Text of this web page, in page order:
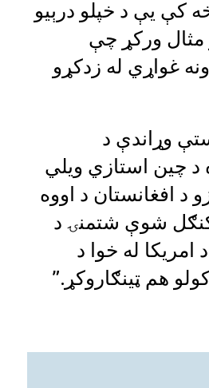
کې یې د خپلو درېیو
مثال ورکړ چې
غواړي له زدکړو
وړاندې د
د چين استازي ویلي
د افغانستان د اووه
کنګل شوې شتمنۍ د
له خوا د
هم ټينګاروکړ.”